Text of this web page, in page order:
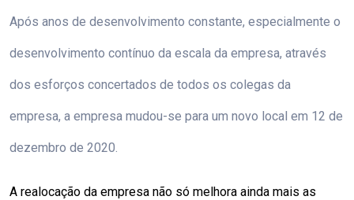
Após anos de desenvolvimento constante, especialmente o
desenvolvimento contínuo da escala da empresa, através
dos esforços concertados de todos os colegas da
empresa, a empresa mudou-se para um novo local em 12 de
dezembro de 2020.
A realocação da empresa não só melhora ainda mais as